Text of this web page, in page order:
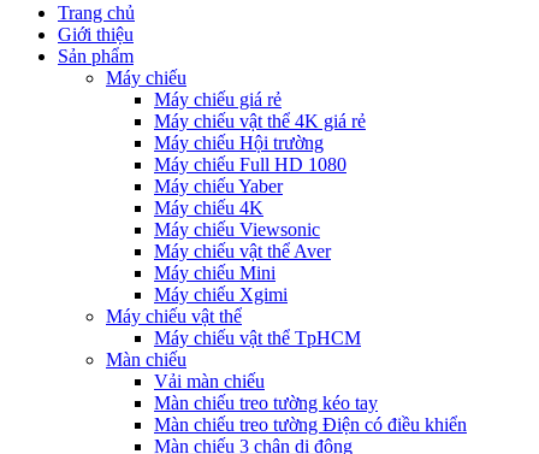
Trang chủ
Giới thiệu
Sản phẩm
Máy chiếu
Máy chiếu giá rẻ
Máy chiếu vật thể 4K giá rẻ
Máy chiếu Hội trường
Máy chiếu Full HD 1080
Máy chiếu Yaber
Máy chiếu 4K
Máy chiếu Viewsonic
Máy chiếu vật thể Aver
Máy chiếu Mini
Máy chiếu Xgimi
Máy chiếu vật thể
Máy chiếu vật thể TpHCM
Màn chiếu
Vải màn chiếu
Màn chiếu treo tường kéo tay
Màn chiếu treo tường Điện có điều khiển
Màn chiếu 3 chân di động